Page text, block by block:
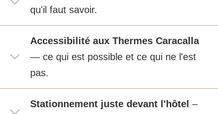
qu'il faut savoir.
Accessibilité aux Thermes Caracalla
— ce qui est possible et ce qui ne l'est
pas.
Stationnement juste devant l'hôtel –